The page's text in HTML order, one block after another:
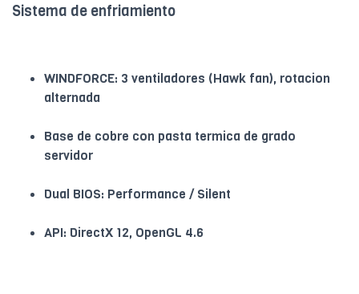
Sistema de enfriamiento
WINDFORCE: 3 ventiladores (Hawk fan), rotacion
alternada
Base de cobre con pasta termica de grado
servidor
Dual BIOS: Performance / Silent
API: DirectX 12, OpenGL 4.6